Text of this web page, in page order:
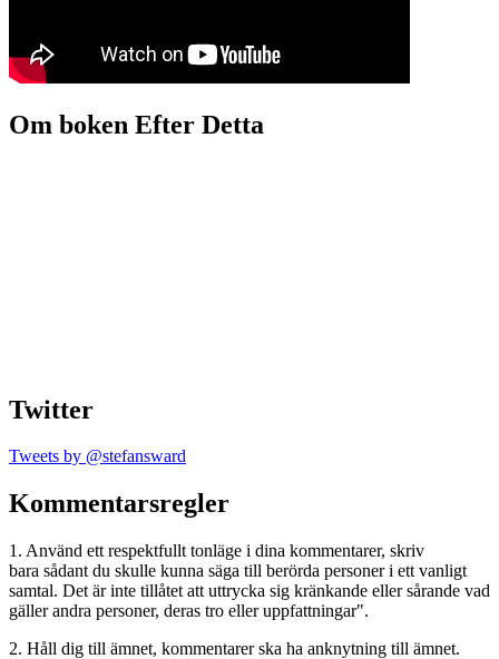
Om boken Efter Detta
Twitter
Tweets by @stefansward
Kommentarsregler
1. Använd ett respektfullt tonläge i dina kommentarer, skriv
bara sådant du skulle kunna säga till berörda personer i ett vanligt
samtal. Det är inte tillåtet att uttrycka sig kränkande eller sårande vad
gäller andra personer, deras tro eller uppfattningar".
2. Håll dig till ämnet, kommentarer ska ha anknytning till ämnet.